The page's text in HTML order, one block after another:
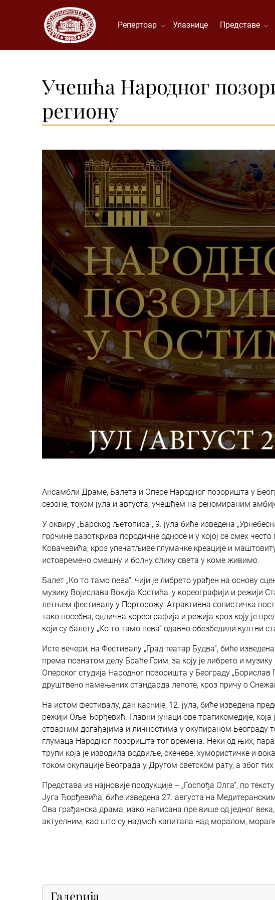
Репертоар Улазнице Представе
Учешћа Народног
региону
Ансамбли Драме, Балета и Опере Народног позоришта у
сезоне, током јула и августа, учешћем на реномираним
У оквиру „Барскog љетописa“, 9. јула биће изведена
горчине разоткрива породичне односе и у којој се смех
Ковачевића, кроз упечатљиве глумачке креације и
истовремено смешну и болну слику света у коме живимо.
Балет „Ко то тамо пева“, чији је либрето урађен на основу
музику Војислава Вокија Костића, у кореографији и режији
летњем фестивалу у Порторожу. Атрактивна солистичка
тако посебна, одлична кореографија и режија кроз коју је
који су балету „Ко то тамо пева“ одавно обезбедили култни
Исте вечери, на Фестивалу „Град театар Будва“, биће
према познатом делу Браће Грим, за коју је либрето и
Оперског студија Народног позоришта у Београду
друштвено намењених стандарда лепоте, кроз причу о
На истом фестивалу, дан касније, 12. јула, биће изведена
режији Оље Ђорђевић. Главни јунаци ове трагикомедије,
стварним догађајима и личностима у окупираном Београду
глумаца Народног позоришта тог времена. Неки од њих,
трупи која је изводила водвиље, скечеве, хумористичке и
током окупације Београда у Другом светском рату, а због
Представа из најновије продукције – „Госпођа Олга“, по
Југа Ђорђевића, биће изведена 27. августа на
Ова грађанска драма, иако написана пре више од једног
актуелним, као што су надмоћ капитала над моралом,
Галерија